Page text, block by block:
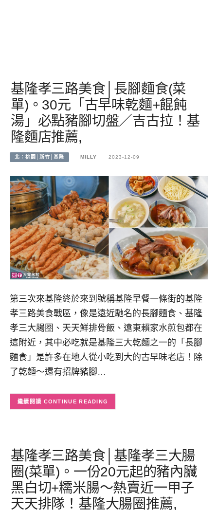
基隆孝三路美食│長腳麵食(菜
單)。30元「古早味乾麵+餛飩
湯」必點豬腳切盤／吉古拉！基
隆麵店推薦,
北：桃園│新竹│基隆 MILLY 2023-12-09
第三次來基隆終於來到號稱基隆早餐一條街的基隆
孝三路美食戰區，像是遠近馳名的長腳麵食、基隆
孝三大腸圈、天天鮮排骨飯、遠東賴家水煎包都在
這附近，其中必吃就是基隆三大乾麵之一的「長腳
麵食」是許多在地人從小吃到大的古早味老店！除
了乾麵～還有招牌豬腳…
CONTINUE READING
基隆孝三路美食│基隆孝三大腸
圈(菜單)。一份20元起的豬內臟
黑白切+糯米腸～熱賣近一甲子
天天排隊！基隆大腸圈推薦,